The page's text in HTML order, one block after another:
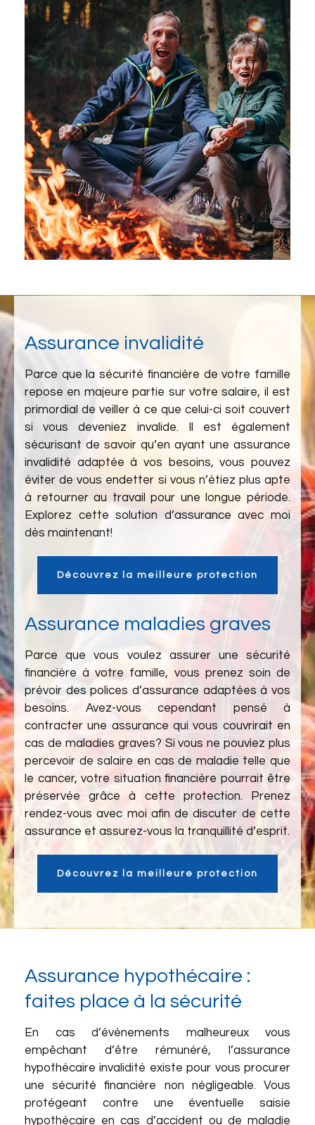
Assurance invalidité
Parce que la sécurité financière de votre famille
repose en majeure partie sur votre salaire, il est
primordial de veiller à ce que celui-ci soit couvert
si vous deveniez invalide. Il est également
sécurisant de savoir qu’en ayant une assurance
invalidité adaptée à vos besoins, vous pouvez
éviter de vous endetter si vous n’étiez plus apte
à retourner au travail pour une longue période.
Explorez cette solution d’assurance avec moi
dès maintenant!
Découvrez la meilleure protection
Assurance maladies graves
Parce que vous voulez assurer une sécurité
financière à votre famille, vous prenez soin de
prévoir des polices d’assurance adaptées à vos
besoins. Avez-vous cependant pensé à
contracter une assurance qui vous couvrirait en
cas de maladies graves? Si vous ne pouviez plus
percevoir de salaire en cas de maladie telle que
le cancer, votre situation financière pourrait être
préservée grâce à cette protection. Prenez
rendez-vous avec moi afin de discuter de cette
assurance et assurez-vous la tranquillité d’esprit.
Découvrez la meilleure protection
Assurance hypothécaire :
faites place à la sécurité
En cas d’évènements malheureux vous
empêchant d’être rémunéré, l’assurance
hypothécaire invalidité existe pour vous procurer
une sécurité financière non négligeable. Vous
protégeant contre une éventuelle saisie
hypothécaire en cas d’accident ou de maladie